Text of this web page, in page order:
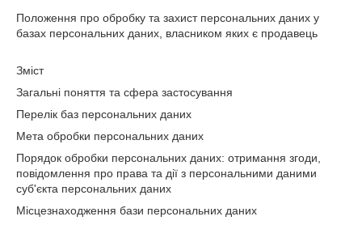
Положення про обробку та захист персональних даних у
базах персональних даних, власником яких є продавець
Зміст
Загальні поняття та сфера застосування
Перелік баз персональних даних
Мета обробки персональних даних
Порядок обробки персональних даних: отримання згоди,
повідомлення про права та дії з персональними даними
суб'єкта персональних даних
Місцезнаходження бази персональних даних